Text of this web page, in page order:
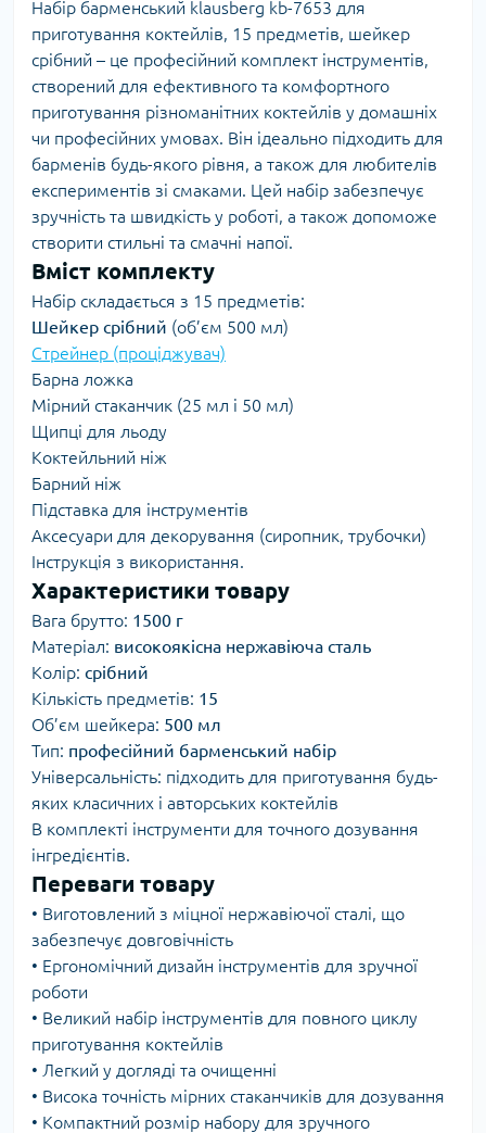
Набір барменський klausberg kb-7653 для
приготування коктейлів, 15 предметів, шейкер
срібний – це професійний комплект інструментів,
створений для ефективного та комфортного
приготування різноманітних коктейлів у домашніх
чи професійних умовах. Він ідеально підходить для
барменів будь-якого рівня, а також для любителів
експериментів зі смаками. Цей набір забезпечує
зручність та швидкість у роботі, а також допоможе
створити стильні та смачні напої.
Вміст комплекту
Набір складається з 15 предметів:
Шейкер срібний (об’єм 500 мл)
Стрейнер (проціджувач)
Барна ложка
Мірний стаканчик (25 мл і 50 мл)
Щипці для льоду
Коктейльний ніж
Барний ніж
Підставка для інструментів
Аксесуари для декорування (сиропник, трубочки)
Інструкція з використання.
Характеристики товару
Вага брутто: 1500 г
Матеріал: високоякісна нержавіюча сталь
Колір: срібний
Кількість предметів: 15
Об’єм шейкера: 500 мл
Тип: професійний барменський набір
Універсальність: підходить для приготування будь-
яких класичних і авторських коктейлів
В комплекті інструменти для точного дозування
інгредієнтів.
Переваги товару
• Виготовлений з міцної нержавіючої сталі, що
забезпечує довговічність
• Ергономічний дизайн інструментів для зручної
роботи
• Великий набір інструментів для повного циклу
приготування коктейлів
• Легкий у догляді та очищенні
• Висока точність мірних стаканчиків для дозування
• Компактний розмір набору для зручного